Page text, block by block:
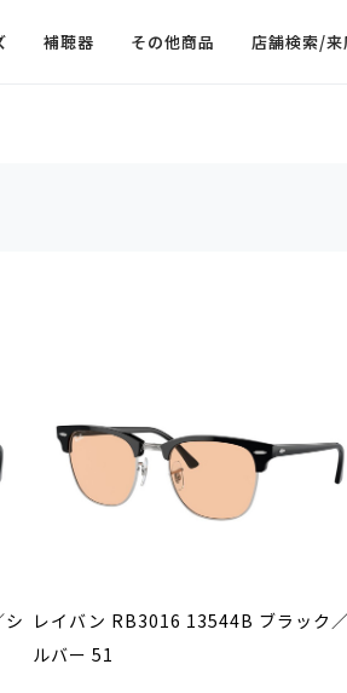
補聴器 その他商品 店舗検索/
レイバン RB3016 13544B ブラック
ルバー 51